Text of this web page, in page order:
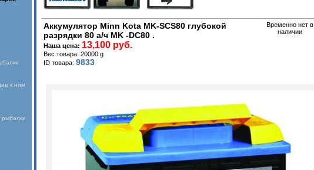
к ним
рыбалки
Аккумулятор Minn Kota MK-SCS80 глубокой
разрядки 80 а/ч MK -DC80 .
Наша цена: 13,100 руб.
Вес товара: 20000 g
ID товара: 9833
Временно нет в
наличии